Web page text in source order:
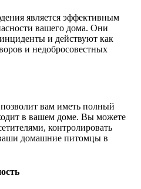
является эффективным
вашего дома. Они
и действуют как
и недобросовестных
вам иметь полный
в вашем доме. Вы можете
контролировать
домашние питомцы в